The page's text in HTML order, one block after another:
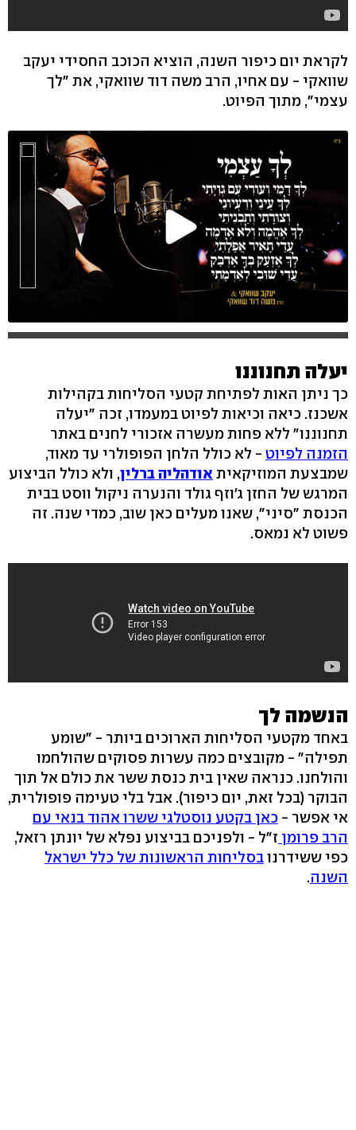
לקראת יום כיפור השנה, הוציא הכוכב החסידי יעקב
שוואקי - עם אחיו, הרב משה דוד שוואקי, את "לך
עצמי", מתוך הפיוט.
יעלה תחנוננו
כך ניתן האות לפתיחת קטעי הסליחות בקהילות
אשכנז. כיאה וכיאות לפיוט במעמדו, זכה "יעלה
תחנוננו" ללא פחות מעשרה אזכורי לחנים באתר
הזמנה לפיוט - לא כולל הלחן הפופולרי עד מאוד,
שמבצעת המוזיקאית אודהליה ברלין, ולא כולל הביצוע
המרגש של החזן ג'וזף גולד והנערה ניקול ווסט בבית
הכנסת "סיני", שאנו מעלים כאן שוב, כמדי שנה. זה
פשוט לא נמאס.
הנשמה לך
באחד מקטעי הסליחות הארוכים ביותר - "שומע
תפילה" - מקובצים כמה עשרות פסוקים שהולחמו
והולחנו. כנראה שאין בית כנסת ששר את כולם אל תוך
הבוקר (בכל זאת, יום כיפור). אבל בלי טעימה פופולרית,
אי אפשר - כאן בקטע נוסטלגי ששרו אהוד בנאי עם
הרב פרומן ז"ל - ולפניכם בביצוע נפלא של יונתן רזאל,
כפי ששידרנובסליחות הראשונות של כלל ישראל
השנה.